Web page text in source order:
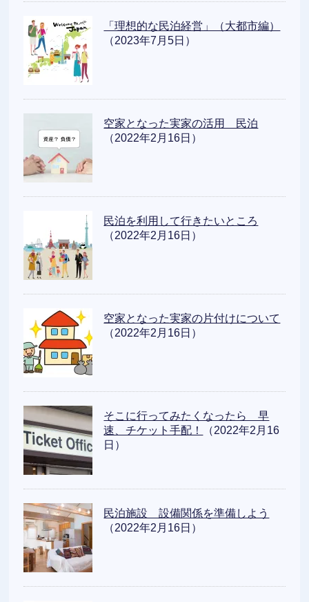
「理想的な民泊経営」（大都市編）
（2023年7月5日）
空家となった実家の活用 民泊
（2022年2月16日）
民泊を利用して行きたいところ
（2022年2月16日）
空家となった実家の片付けについて
（2022年2月16日）
そこに行ってみたくなったら 早
速、チケット手配！
（2022年2月16
日）
民泊施設 設備関係を準備しよう
（2022年2月16日）